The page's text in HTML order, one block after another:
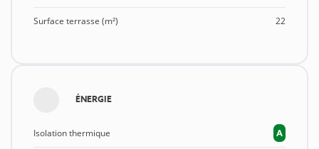
Surface terrasse (m²) 22
ÉNERGIE
Isolation thermique A